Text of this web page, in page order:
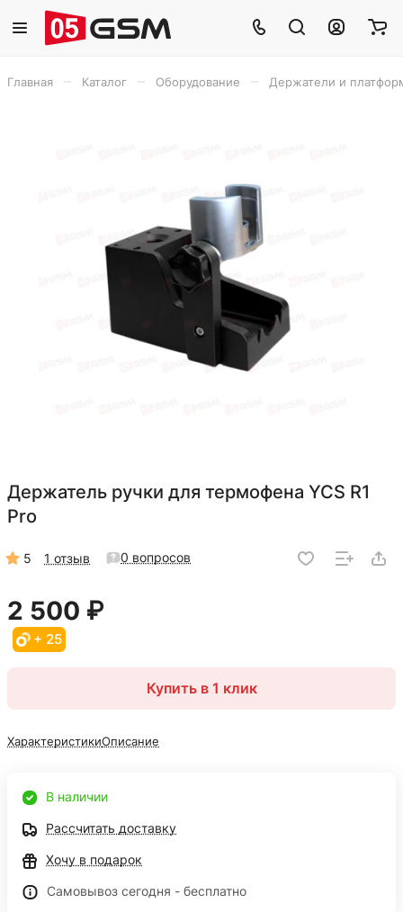
Главная Каталог Оборудование Держатели и
Держатель ручки для термофена YCS R1
Pro
5 1 отзыв 0 вопросов
2 500 ₽
+ 25
Купить в 1 клик
ХарактеристикиОписание
В наличии
Рассчитать доставку
Хочу в подарок
Самовывоз сегодня - бесплатно